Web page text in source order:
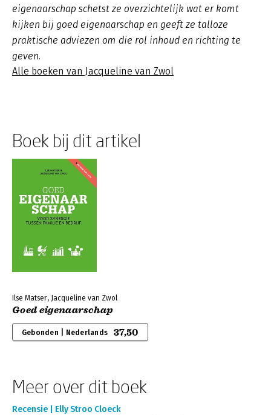
eigenaarschap schetst ze overzichtelijk wat er komt
kijken bij goed eigenaarschap en geeft ze talloze
praktische adviezen om die rol inhoud en richting te
geven.
Alle boeken van Jacqueline van Zwol
Boek bij dit artikel
Ilse Matser, Jacqueline van Zwol
Goed eigenaarschap
Gebonden | Nederlands 37,50
Meer over dit boek
Recensie | Elly Stroo Cloeck